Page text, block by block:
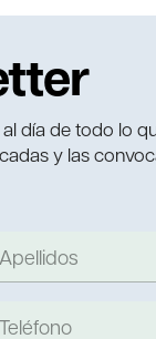
día de todo lo
y las